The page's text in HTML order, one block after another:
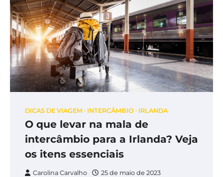
DICAS DE VIAGEM INTERCÂMBIO IRLANDA
O que levar na mala de
intercâmbio para a Irlanda? Veja
os itens essenciais
Carolina Carvalho 25 de maio de 2023